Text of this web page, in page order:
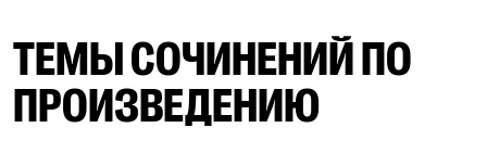
ТЕМЫ СОЧИНЕНИЙ ПО
ПРОИЗВЕДЕНИЮ